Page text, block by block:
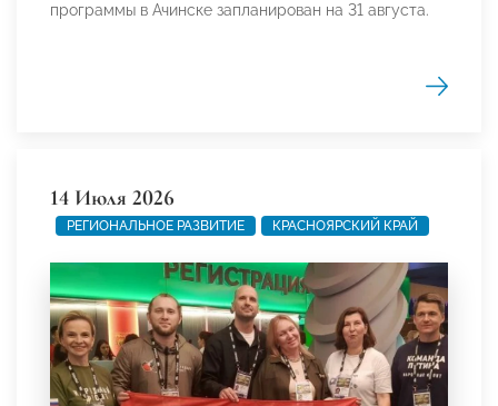
программы в Ачинске запланирован на 31 августа.
14 Июля 2026
РЕГИОНАЛЬНОЕ РАЗВИТИЕ КРАСНОЯРСКИЙ КРАЙ